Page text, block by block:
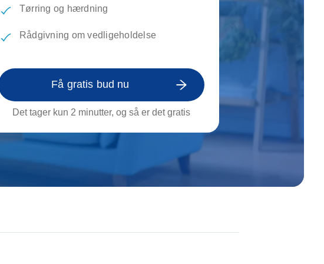
Reparation af tagrende
Udflytnings rengøring
Tørring og hærdning
Rådgivning om vedligeholdelse
Få gratis bud nu
Det tager kun 2 minutter, og så er det gratis